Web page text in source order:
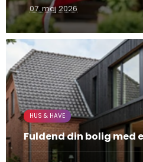
07. maj 2026
HUS & HAVE
Fuldend din bolig